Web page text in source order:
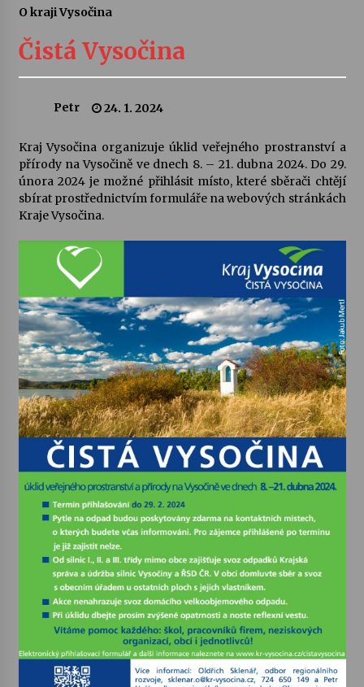
Sukuba Ensemble
4. 8. 2026
Vernisáž výstavy Josefíny Duškové: Stávám se
kapkou
Veselí muzikanti
30. 7. 2026
Pozvánka na integrační festival Quijotova
šedesátka: 28. 7.–1. 8. 2026
Letní koncerty ve Stromovce: Kolchoz a
28. 7. 2026
Votavžatský ploty
23. 7. 2026
Letní koncerty ve Stromovce: Rufus Miller
22. 7. 2026
Vysočinka
17. 7. 2026
Ozvěny prázdnin
14. 7. 2026
O kraji Vysočina
Čistá Vysočina
Petr 24. 1. 2024
Kraj Vysočina organizuje úklid veřejného prostranství a
přírody na Vysočině ve dnech 8. – 21. dubna 2024. Do 29.
února 2024 je možné přihlásit místo, které sběrači chtějí
sbírat prostřednictvím formuláře na webových stránkách
Kraje Vysočina.